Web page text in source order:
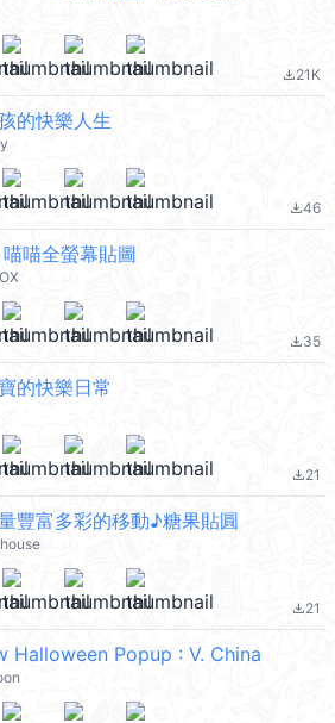
file_download21K
的快樂人生
file_download46
喵全螢幕貼圖
file_download35
的快樂日常
file_download21
豐富多彩的移動♪糖果貼圓
file_download21
Halloween Popup : V. China